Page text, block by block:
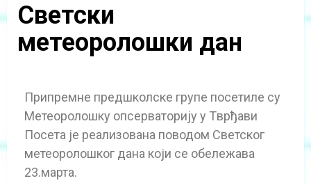
Светски
метеоролошки дан
Припремне предшколске групе посетиле су
Метеоролошку опсерваторију у Tврђави
Посета је реализована поводом Светског
метеоролошког дана који се обележава
23.марта.